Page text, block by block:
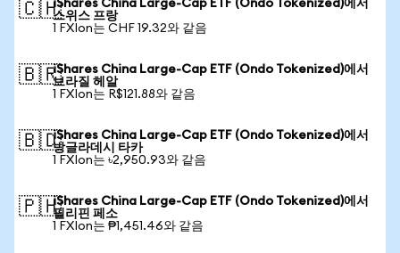
🇨🇭iShares China Large-Cap ETF (Ondo Tokenized)에서
스위스 프랑
1 FXIon는 CHF 19.32와 같음
🇧🇷iShares China Large-Cap ETF (Ondo Tokenized)에서
브라질 헤알
1 FXIon는 R$121.88와 같음
🇧🇩iShares China Large-Cap ETF (Ondo Tokenized)에서
방글라데시 타카
1 FXIon는 ৳2,950.93와 같음
🇵🇭iShares China Large-Cap ETF (Ondo Tokenized)에서
필리핀 페소
1 FXIon는 ₱1,451.46와 같음